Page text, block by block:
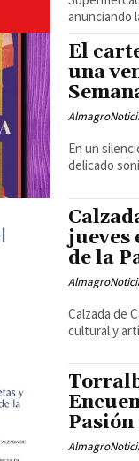
anunciando
El
una
En un
delicado
jueves
de la
Calzada de
cultural y